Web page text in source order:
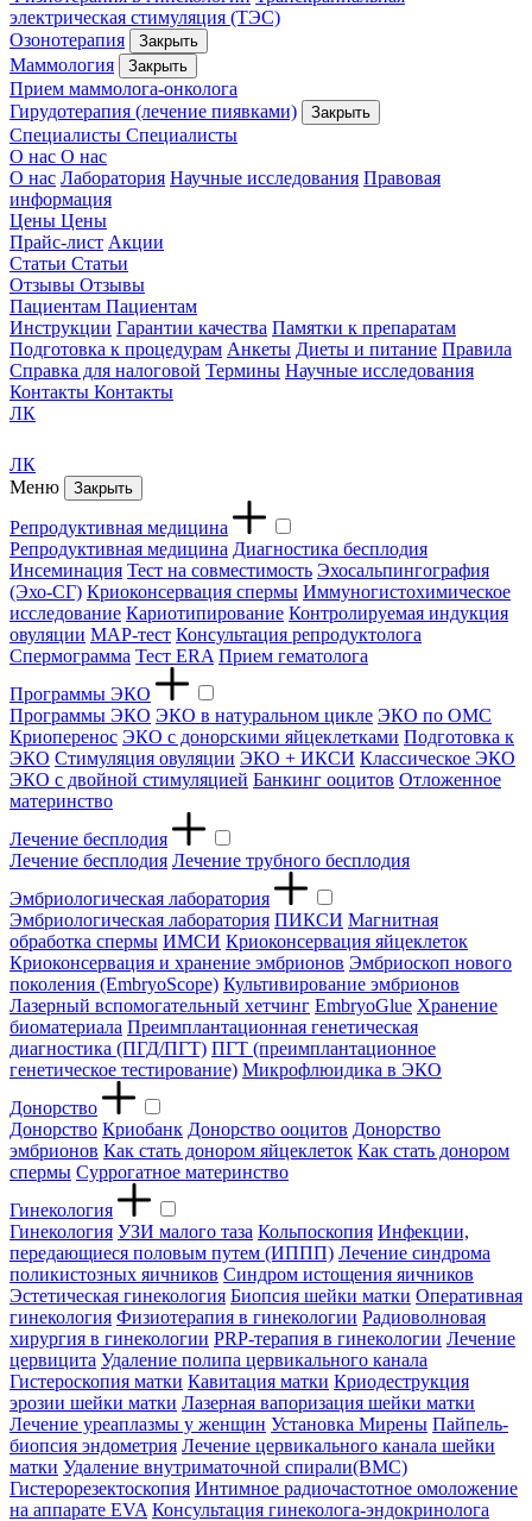
электрическая стимуляция (ТЭС)
Озонотерапия
Закрыть
Маммология Закрыть
Прием маммолога-онколога
Гирудотерапия (лечение пиявками)
Закрыть
Специалисты Специалисты
О нас О нас
О нас Лаборатория Научные исследования Правовая
информация
Цены Цены
Прайс-лист Акции
Статьи Статьи
Отзывы Отзывы
Пациентам Пациентам
Инструкции Гарантии качества Памятки к препаратам
Подготовка к процедурам Анкеты Диеты и питание Правила
Справка для налоговой Термины Научные исследования
Контакты Контакты
ЛК
ЛК
Меню
Закрыть
Репродуктивная медицина
Репродуктивная медицина Диагностика бесплодия
Инсеминация Тест на совместимость Эхосальпингография
(Эхо-СГ) Криоконсервация спермы Иммуногистохимическое
исследование Кариотипирование Контролируемая индукция
овуляции МАР-тест Консультация репродуктолога
Спермограмма Тест ERA Прием гематолога
Программы ЭКО
Программы ЭКО ЭКО в натуральном цикле ЭКО по ОМС
Криоперенос ЭКО с донорскими яйцеклетками Подготовка к
ЭКО Стимуляция овуляции ЭКО + ИКСИ Классическое ЭКО
ЭКО с двойной стимуляцией Банкинг ооцитов Отложенное
материнство
Лечение бесплодия
Лечение бесплодия Лечение трубного бесплодия
Эмбриологическая лаборатория
Эмбриологическая лаборатория ПИКСИ Магнитная
обработка спермы ИМСИ Криоконсервация яйцеклеток
Криоконсервация и хранение эмбрионов Эмбриоскоп нового
поколения (EmbryoScope) Культивирование эмбрионов
Лазерный вспомогательный хетчинг EmbryoGlue Хранение
биоматериала Преимплантационная генетическая
диагностика (ПГД/ПГТ) ПГТ (преимплантационное
генетическое тестирование) Микрофлюидика в ЭКО
Донорство
Донорство Криобанк Донорство ооцитов Донорство
эмбрионов Как стать донором яйцеклеток Как стать донором
спермы Суррогатное материнство
Гинекология
Гинекология УЗИ малого таза Кольпоскопия Инфекции,
передающиеся половым путем (ИППП) Лечение синдрома
поликистозных яичников Синдром истощения яичников
Эстетическая гинекология Биопсия шейки матки Оперативная
гинекология Физиотерапия в гинекологии Радиоволновая
хирургия в гинекологии PRP-терапия в гинекологии Лечение
цервицита Удаление полипа цервикального канала
Гистероскопия матки Кавитация матки Криодеструкция
эрозии шейки матки Лазерная вапоризация шейки матки
Лечение уреаплазмы у женщин Установка Мирены Пайпель-
биопсия эндометрия Лечение цервикального канала шейки
матки Удаление внутриматочной спирали(ВМС)
Гистерорезектоскопия Интимное радиочастотное омоложение
на аппарате EVA Консультация гинеколога-эндокринолога